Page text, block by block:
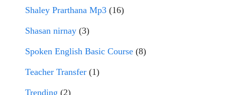
Shaley Prarthana Mp3 (16)
Shasan nirnay (3)
Spoken English Basic Course (8)
Teacher Transfer (1)
Trending (2)